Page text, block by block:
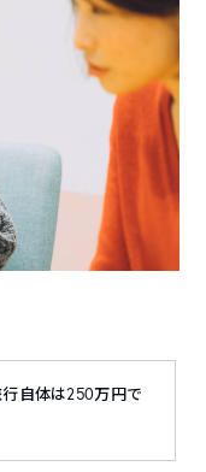
自体は250万円で